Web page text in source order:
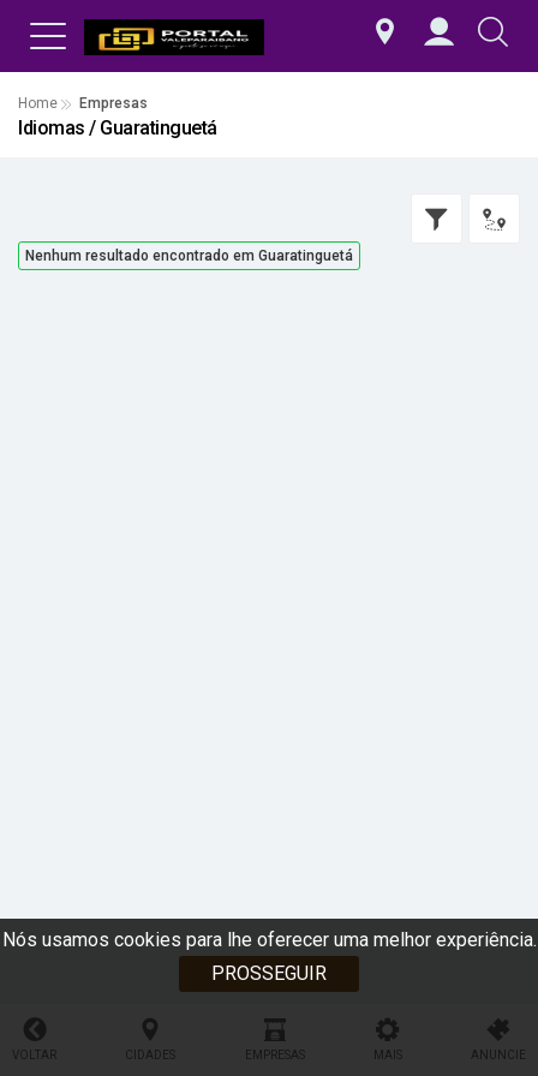
Nós usamos cookies para lhe oferecer uma melhor experiência.
PROSSEGUIR
Home Empresas
Idiomas / Guaratinguetá
Nenhum resultado encontrado em Guaratinguetá
VOLTAR CIDADES EMPRESAS MAIS ANUNCIE